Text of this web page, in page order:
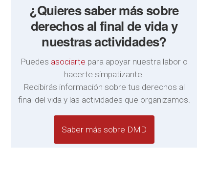
¿Quieres saber más sobre
derechos al final de vida y
nuestras actividades?
Puedes asociarte para apoyar nuestra labor o
hacerte simpatizante.
Recibirás información sobre tus derechos al
final del vida y las actividades que organizamos.
Saber más sobre DMD